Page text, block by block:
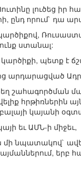
լուծեց
ընդ որում` դա
ստանալ:
պետք է
արդարացված
շահագործման
հրթիռներին
կայանի
եւ ԱՄՆ-ի միջեւ,
մի նպատակով`
երբ